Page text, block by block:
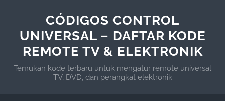
CÓDIGOS CONTROL
UNIVERSAL – DAFTAR KODE
REMOTE TV & ELEKTRONIK
Temukan kode terbaru untuk mengatur remote universal
TV, DVD, dan perangkat elektronik